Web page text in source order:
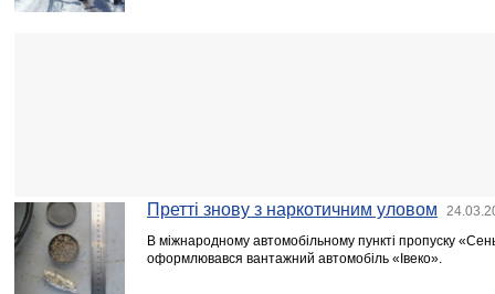
Претті знову з наркотичним уловом
В міжнародному автомобільному пункті пропуску
оформлювався вантажний автомобіль «Івеко».